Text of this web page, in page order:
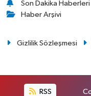
Son Dakika Haberleri
Haber Arşivi
Gizlilik Sözleşmesi
RSS